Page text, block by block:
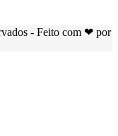
- Feito com ❤ por